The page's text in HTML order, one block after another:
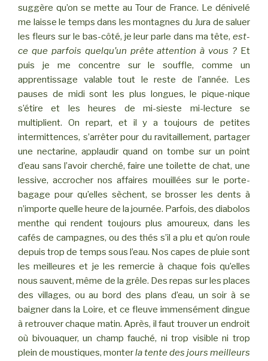
suggère qu’on se mette au Tour de France. Le dénivelé
me laisse le temps dans les montagnes du Jura de saluer
les fleurs sur le bas-côté, je leur parle dans ma tête, est-
ce que parfois quelqu’un prête attention à vous ? Et
puis je me concentre sur le souffle, comme un
apprentissage valable tout le reste de l’année.
Les
pauses de midi sont les plus longues, le pique-nique
s’étire et les heures de mi-sieste mi-lecture se
multiplient. On repart, et il y a toujours de petites
intermittences, s’arrêter pour du ravitaillement, partager
une nectarine, applaudir quand on tombe sur un point
d’eau sans l’avoir cherché, faire une toilette de chat, une
lessive, accrocher nos affaires mouillées sur le porte-
bagage pour qu’elles sèchent, se brosser les dents à
n’importe quelle heure de la journée. Parfois, des diabolos
menthe qui rendent toujours plus amoureux, dans les
cafés de campagnes, ou des thés s’il a plu et qu’on roule
depuis trop de temps sous l’eau. Nos capes de pluie sont
les meilleures et je les remercie à chaque fois qu’elles
nous sauvent, même de la grêle. Des repas sur les places
des villages, ou au bord des plans d’eau, un soir à se
baigner dans la Loire, et ce fleuve immensément dingue
à retrouver chaque matin. Après, il faut trouver un endroit
où bivouaquer, un champ fauché, ni trop visible ni trop
plein de moustiques, monterla tente des jours meilleurs